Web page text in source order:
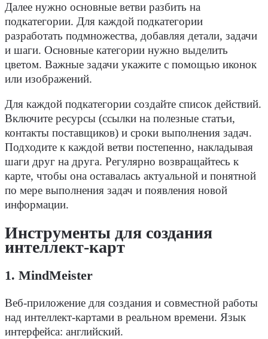
Далее нужно основные ветви разбить на
подкатегории. Для каждой подкатегории
разработать подмножества, добавляя детали, задачи
и шаги. Основные категории нужно выделить
цветом. Важные задачи укажите с помощью иконок
или изображений.
Для каждой подкатегории создайте список действий.
Включите ресурсы (ссылки на полезные статьи,
контакты поставщиков) и сроки выполнения задач.
Подходите к каждой ветви постепенно, накладывая
шаги друг на друга. Регулярно возвращайтесь к
карте, чтобы она оставалась актуальной и понятной
по мере выполнения задач и появления новой
информации.
Инструменты для создания
интеллект-карт
1. MindMeister
Веб-приложение для создания и совместной работы
над интеллект-картами в реальном времени. Язык
интерфейса: английский.